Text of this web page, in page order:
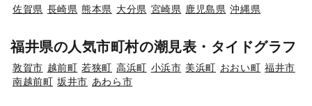
佐賀県 長崎県 熊本県 大分県 宮崎県 鹿児島県 沖縄県
福井県の人気市町村の潮見表・タイドグラフ
敦賀市 越前町 若狭町 高浜町 小浜市 美浜町 おおい町 福井市
南越前町 坂井市 あわら市